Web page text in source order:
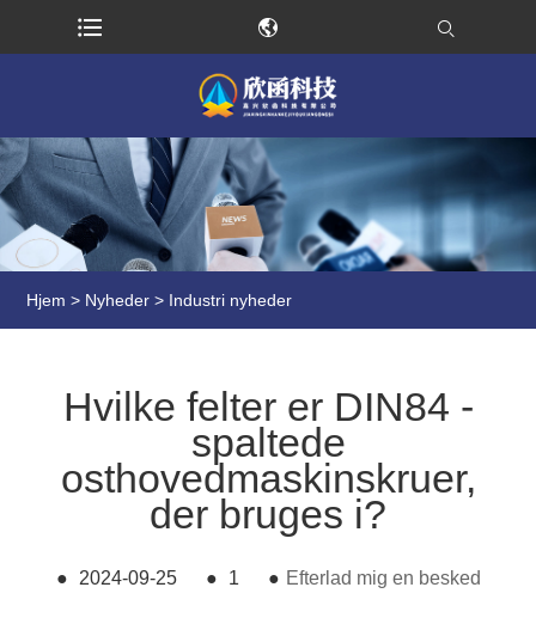
Hjem > Nyheder > Industri nyheder
Hvilke felter er DIN84 -
spaltede
osthovedmaskinskruer,
der bruges i?
● 2024-09-25 ● 1 ● Efterlad mig en besked